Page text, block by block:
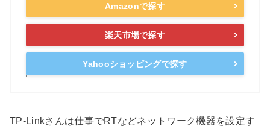
Amazonで探す
楽天市場で探す
Yahooショッピングで探す
TP-Linkさんは仕事でRTなどネットワーク機器を設定す